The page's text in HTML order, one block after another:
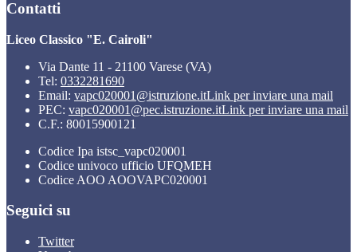
Contatti
Liceo Classico "E. Cairoli"
Via Dante 11 - 21100 Varese (VA)
Tel: 0332281690
Email: vapc020001@istruzione.itLink per inviare una mail
PEC: vapc020001@pec.istruzione.itLink per inviare una mail
C.F.: 80015900121
Codice Ipa istsc_vapc020001
Codice univoco ufficio UFQMEH
Codice AOO AOOVAPC020001
Seguici su
Twitter